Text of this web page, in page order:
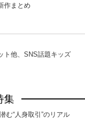
作まとめ
ト他、SNS話題キッズ
集
む“人身取引”のリアル